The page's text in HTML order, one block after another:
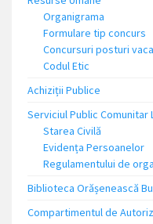
Organigrama
Formulare tip concurs
Concursuri posturi
Codul Etic
Achiziții Publice
Serviciul Public
Starea Civilă
Evidența Persoanelor
Regulamentului de
Biblioteca Orășenească
Compartimentul de